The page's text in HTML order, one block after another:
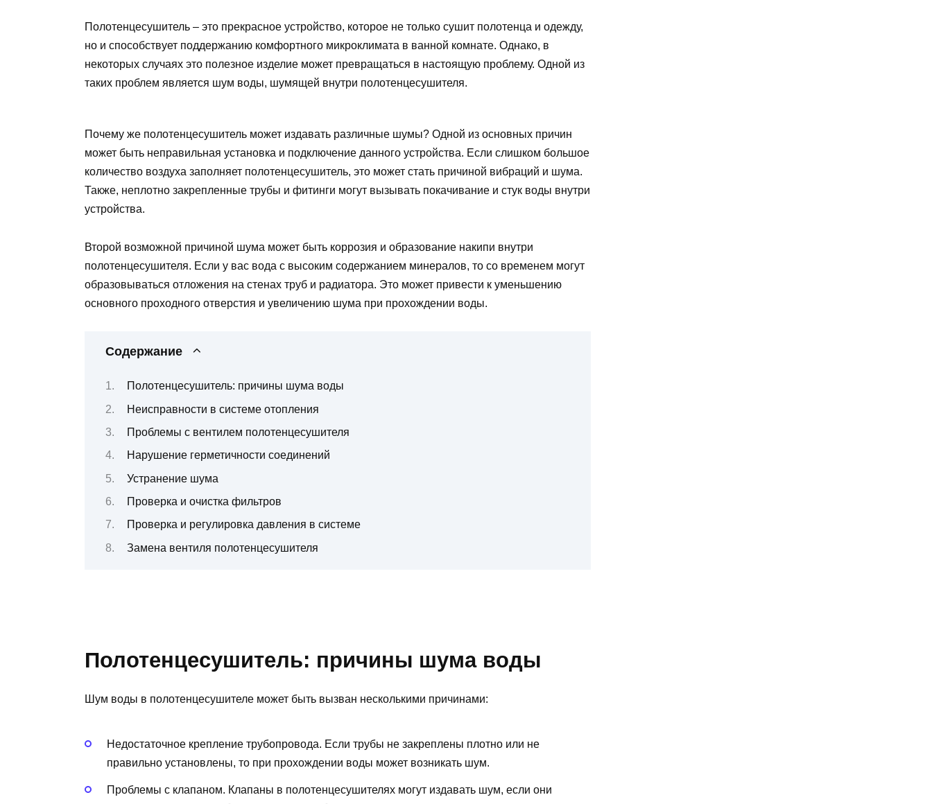
Полотенцесушитель – это прекрасное устройство, которое не только сушит полотенца и одежду,
но и способствует поддержанию комфортного микроклимата в ванной комнате. Однако, в
некоторых случаях это полезное изделие может превращаться в настоящую проблему. Одной из
таких проблем является шум воды, шумящей внутри полотенцесушителя.
Почему же полотенцесушитель может издавать различные шумы? Одной из основных причин
может быть неправильная установка и подключение данного устройства. Если слишком большое
количество воздуха заполняет полотенцесушитель, это может стать причиной вибраций и шума.
Также, неплотно закрепленные трубы и фитинги могут вызывать покачивание и стук воды внутри
устройства.
Второй возможной причиной шума может быть коррозия и образование накипи внутри
полотенцесушителя. Если у вас вода с высоким содержанием минералов, то со временем могут
образовываться отложения на стенах труб и радиатора. Это может привести к уменьшению
основного проходного отверстия и увеличению шума при прохождении воды.
Содержание
Полотенцесушитель: причины шума воды
Неисправности в системе отопления
Проблемы с вентилем полотенцесушителя
Нарушение герметичности соединений
Устранение шума
Проверка и очистка фильтров
Проверка и регулировка давления в системе
Замена вентиля полотенцесушителя
Полотенцесушитель: причины шума воды
Шум воды в полотенцесушителе может быть вызван несколькими причинами:
Недостаточное крепление трубопровода. Если трубы не закреплены плотно или не
правильно установлены, то при прохождении воды может возникать шум.
Проблемы с клапаном. Клапаны в полотенцесушителях могут издавать шум, если они